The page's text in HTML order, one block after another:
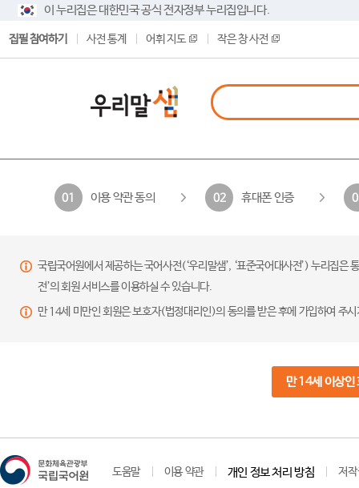
이 누리집은 대한민국 공식 전자정부 누리집입니다.
집필 참여하기 사전 통계 어휘 지도 작은 창 사전
01 이용 약관 동의 02 휴대폰 인증
국립국어원에서 제공하는 국어사전(‘우리말샘’, ‘표준국어대사전’) 누리집
전’의 회원 서비스를 이용하실 수 있습니다.
만 14세 미만인 회원은 보호자(법정대리인)의 동의를 받은 후에 가입하여 주
만 14세 이상인
도움말 이용 약관 개인 정보 처리 방침 저